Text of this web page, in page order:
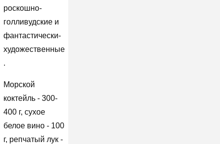
роскошно-
голливудские и
фантастически-
художественные
.
Морской
коктейль - 300-
400 г, сухое
белое вино - 100
г, репчатый лук -